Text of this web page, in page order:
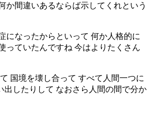
か間違いあるならば示してくれという
になったからといって 何か人格的に
っていたんですね 今はよりたくさん
国境を壊し合って すべて人間一つに
したりして なおさら人間の間で分か